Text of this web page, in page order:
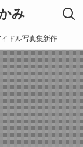
み
イドル写真集新作